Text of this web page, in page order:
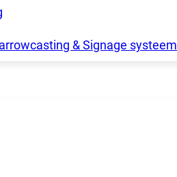
& Signage systeem